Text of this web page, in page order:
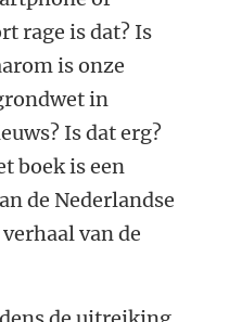
rage is dat? Is
is onze
in
Is dat erg?
boek is een
de Nederlandse
van de